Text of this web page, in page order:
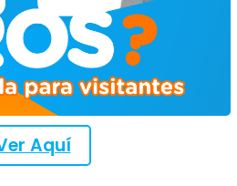
Aquí